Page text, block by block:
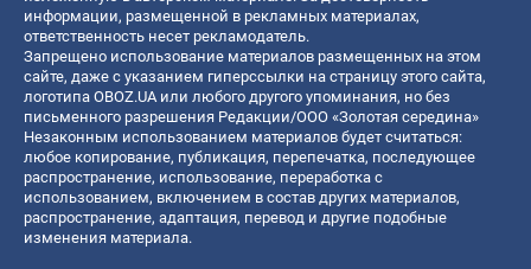
информации, размещенной в рекламных материалах,
ответственность несет рекламодатель.
Запрещено использование материалов размещенных на этом
сайте, даже с указанием гиперссылки на страницу этого сайта,
логотипа OBOZ.UA или любого другого упоминания, но без
письменного разрешения Редакции/ООО «Золотая середина»
Незаконным использованием материалов будет считаться:
любое копирование, публикация, перепечатка, последующее
распространение, использование, переработка с
использованием, включением в состав других материалов,
распространение, адаптация, перевод и другие подобные
изменения материала.